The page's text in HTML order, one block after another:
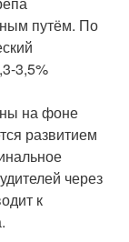
путём. По
3,5%
на фоне
развитием
через
к